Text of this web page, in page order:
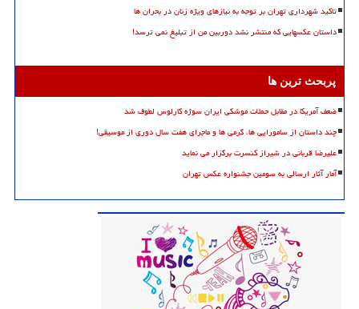
تاکید شهرداری تهران بر توجه به نیازهای ویژه زنان در بحران ها
داستان عکسهایی که منتشر نشد دوربین من از تبلیغ نمی ترسد!
پربحث ترین ها
ضعف آمریکا در مقابل حملات موشکی ایران سوژه کارلوس لطوف شد
چند داستان از سامورایی ها، گرمی ها و ماجرای هفت سال دوری از موسیقی!
علیرضا قربانی در شیراز کنسرت برگزار می نماید
آمار آثار ارسالی به سومین جشنواره عکس تهران